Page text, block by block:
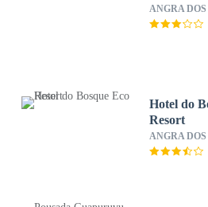
ANGRA
Hotel do
Resort
ANGRA